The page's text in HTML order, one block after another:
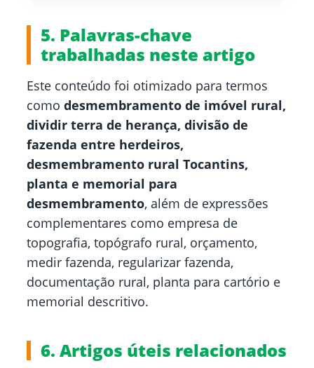
5. Palavras-chave
trabalhadas neste artigo
Este conteúdo foi otimizado para termos
como desmembramento de imóvel rural,
dividir terra de herança, divisão de
fazenda entre herdeiros,
desmembramento rural Tocantins,
planta e memorial para
desmembramento, além de expressões
complementares como empresa de
topografia, topógrafo rural, orçamento,
medir fazenda, regularizar fazenda,
documentação rural, planta para cartório e
memorial descritivo.
6. Artigos úteis relacionados